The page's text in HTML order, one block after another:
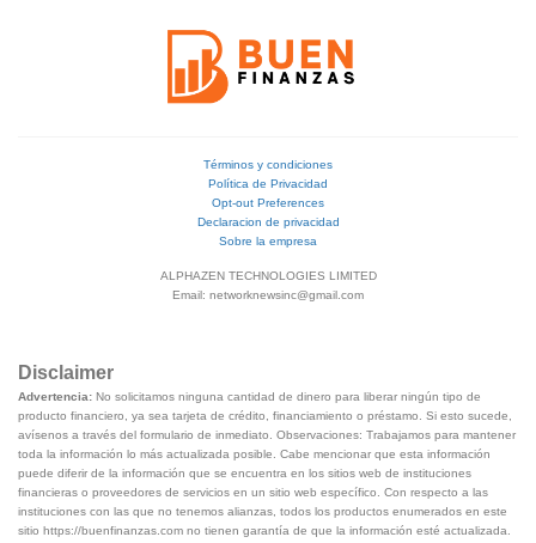
Términos y condiciones
Política de Privacidad
Opt-out Preferences
Declaracion de privacidad
Sobre la empresa
ALPHAZEN TECHNOLOGIES LIMITED
Email: networknewsinc@gmail.com
Disclaimer
Advertencia: No solicitamos ninguna cantidad de dinero para liberar ningún tipo de
producto financiero, ya sea tarjeta de crédito, financiamiento o préstamo. Si esto sucede,
avísenos a través del formulario de inmediato. Observaciones: Trabajamos para mantener
toda la información lo más actualizada posible. Cabe mencionar que esta información
puede diferir de la información que se encuentra en los sitios web de instituciones
financieras o proveedores de servicios en un sitio web específico. Con respecto a las
instituciones con las que no tenemos alianzas, todos los productos enumerados en este
sitio https://buenfinanzas.com no tienen garantía de que la información esté actualizada.